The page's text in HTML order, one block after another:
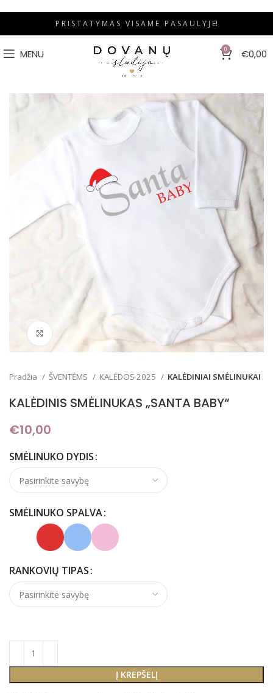
P R I S T A T Y M A S V I S A M E P A S A U L Y J E!
MENU 0 €0,00
Padidinti
Pradžia ŠVENTĖMS KALĖDOS 2025 KALĖDINIAI SMĖLINUKAI
KALĖDINIS SMĖLINUKAS „SANTA BABY“
€10,00
SMĖLINUKO DYDIS
SMĖLINUKO SPALVA
RANKOVIŲ TIPAS
Į KREPŠELĮ